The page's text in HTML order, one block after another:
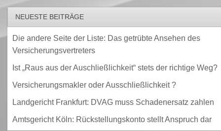
NEUESTE BEITRÄGE
Die andere Seite der Liste: Das getrübte Ansehen des
Versicherungsvertreters
Ist „Raus aus der Auschließlichkeit“ stets der richtige Weg?
Versicherungsmakler oder Ausschließlichkeit ?
Landgericht Frankfurt: DVAG muss Schadenersatz zahlen
Amtsgericht Köln: Rückstellungskonto stellt Anspruch dar